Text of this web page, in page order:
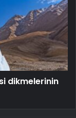
dikmelerinin